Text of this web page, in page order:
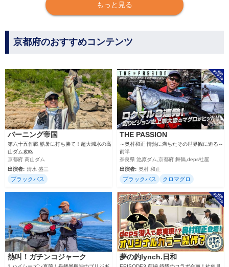
もっと見る
京都府のおすすめコンテンツ
バーニング帝国
第六十五作戦 酷暑に打ち勝て！超大減水の高
山ダム攻略
京都府 高山ダム
出演者: 清水 盛三
ブラックバス
THE PASSION
～奥村和正 情熱に満ちたその世界観に迫る～
前半
奈良県 池原ダム,京都府 舞鶴,deps社屋
出演者: 奥村 和正
ブラックバス クロマグロ
熱叫！ガチンコジャーク 夢の釣lynch.日和